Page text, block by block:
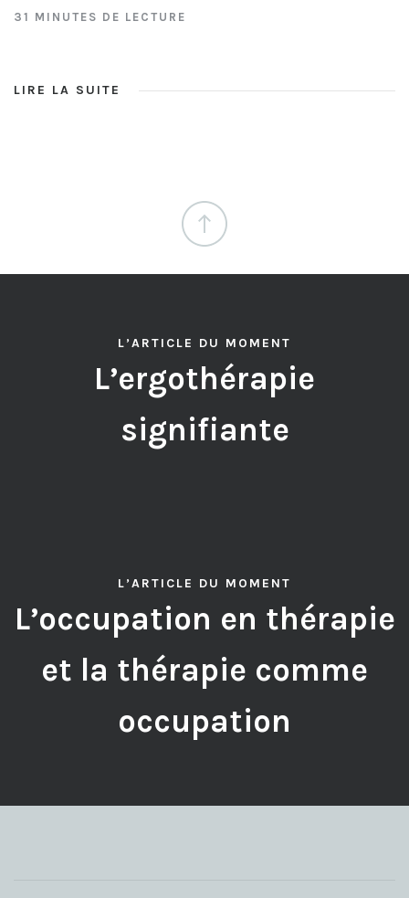
31 MINUTES DE LECTURE
LIRE LA SUITE
L’ARTICLE DU MOMENT
L’ergothérapie
signifiante
L’ARTICLE DU MOMENT
L’occupation en thérapie
et la thérapie comme
occupation